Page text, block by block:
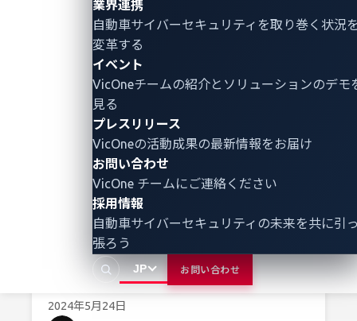
業界連携
自動車サイバーセキュリティ を取り巻く状況
変革する
イベント
VicOneチームの紹介とソリューションのデモ
見る
プレスリリース
VicOneの活動成果の最新情報をお届け
お問い合わせ
VicOne チームにご連絡ください
採用情報
自動車サイバーセキュリティの未来を共に引
張ろう
JP お問い合わせ
VicOne、高度な開発能力と優れた品質
管理で、DEKRAによるISO/SAE 21434
自動車サイバーセキュリティ認証を取得
国際標準準拠の統合ソリューションでサプライヤーのコ
スト削減を加速
2024年5月24日